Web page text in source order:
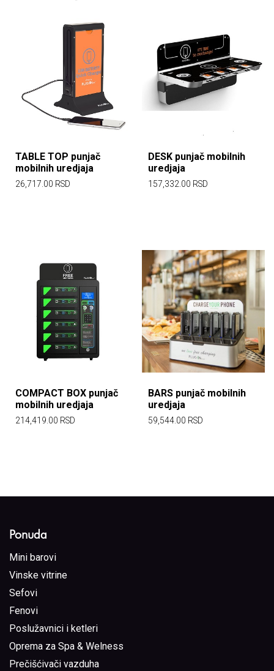
TABLE TOP punjač
mobilnih uredjaja
26,717.00 RSD
DESK punjač mobilnih
uredjaja
157,332.00 RSD
COMPACT BOX punjač
mobilnih uredjaja
214,419.00 RSD
BARS punjač mobilnih
uredjaja
59,544.00 RSD
Ponuda
Mini barovi
Vinske vitrine
Sefovi
Fenovi
Poslužavnici i ketleri
Oprema za Spa & Welness
Prečišćivači vazduha